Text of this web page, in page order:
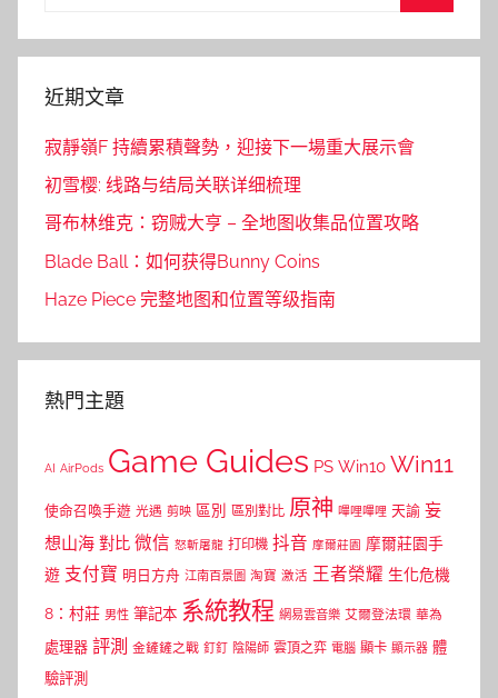
近期文章
寂靜嶺F 持續累積聲勢，迎接下一場重大展示會
初雪樱: 线路与结局关联详细梳理
哥布林维克：窃贼大亨 – 全地图收集品位置攻略
Blade Ball：如何获得Bunny Coins
Haze Piece 完整地图和位置等级指南
熱門主題
AI AirPods Game Guides PS Win10 Win11
使命召喚手遊 光遇 剪映 區別 區別對比 原神 嗶哩嗶哩 天諭 妄
想山海 對比 微信 怒斬屠龍 打印機 抖音 摩爾莊園 摩爾莊園手
遊 支付寶 明日方舟 江南百景圖 淘寶 激活 王者榮耀 生化危機
8：村莊 男性 筆記本 系統教程 網易雲音樂 艾爾登法環 華為
處理器 評測 金鏟鏟之戰 釘釘 陰陽師 雲頂之弈 電腦 顯卡 顯示器 體
驗評測